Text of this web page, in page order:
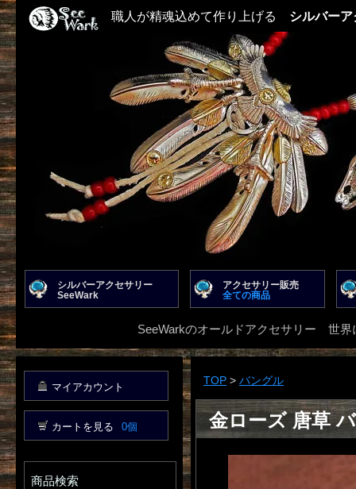
職人が精魂込めて作り上げる シルバー
シルバーアクセサリー
SeeWark
アクセサリー販売
全ての商品
SeeWarkのオールドアクセサリー 世
TOP > バングル
金ローズ 唐草
マイアカウント
カートを見る 0個
商品検索